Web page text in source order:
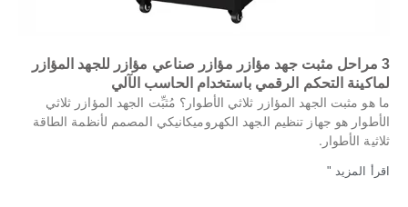
3 مراحل مثبت جهد مؤازر مؤازر صناعي مؤازر للجهد المؤازر
لماكينة التحكم الرقمي باستخدام الحاسب الآلي
ما هو مثبت الجهد المؤازر ثلاثي الأطوار؟ مُثبِّت الجهد المؤازر ثلاثي
الأطوار هو جهاز تنظيم الجهد الكهروميكانيكي المصمم لأنظمة الطاقة
ثلاثية الأطوار.
اقرأ المزيد "